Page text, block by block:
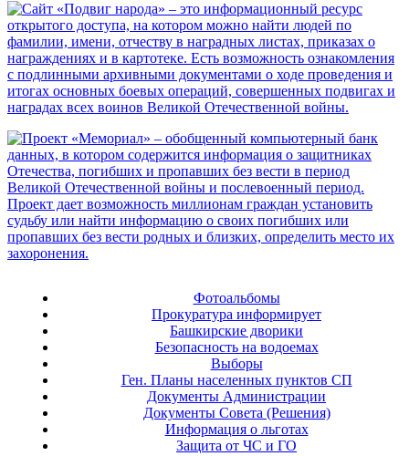
Фотоальбомы
Прокуратура информирует
Башкирские дворики
Безопасность на водоемах
Выборы
Ген. Планы населенных пунктов СП
Документы Администрации
Документы Совета (Решения)
Информация о льготах
Защита от ЧС и ГО